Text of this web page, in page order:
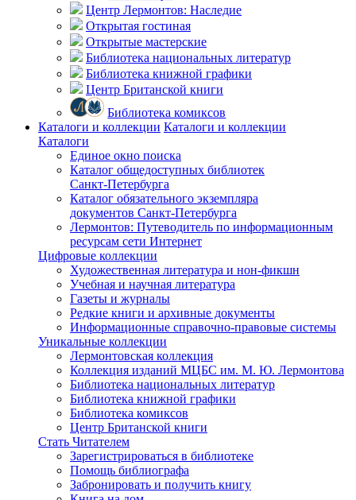
Центр Лермонтов: Наследие
Открытая гостиная
Открытые мастерские
Библиотека национальных литератур
Библиотека книжной графики
Центр Британской книги
Библиотека комиксов
Каталоги и коллекции Каталоги и коллекции
Каталоги
Единое окно поиска
Каталог общедоступных библиотек
Санкт-Петербурга
Каталог обязательного экземпляра
документов Санкт-Петербурга
Лермонтов: Путеводитель по информационным
ресурсам сети Интернет
Цифровые коллекции
Художественная литература и нон-фикшн
Учебная и научная литература
Газеты и журналы
Редкие книги и архивные документы
Информационные справочно-правовые системы
Уникальные коллекции
Лермонтовская коллекция
Коллекция изданий МЦБС им. М. Ю. Лермонтова
Библиотека национальных литератур
Библиотека книжной графики
Библиотека комиксов
Центр Британской книги
Стать Читателем
Зарегистрироваться в библиотеке
Помощь библиографа
Забронировать и получить книгу